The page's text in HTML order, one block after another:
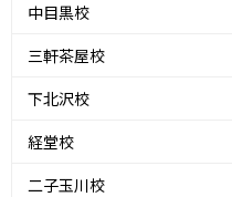
中目黒校
三軒茶屋校
下北沢校
経堂校
二子玉川校